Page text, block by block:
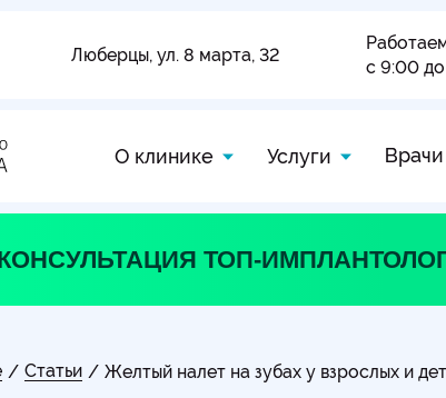
Люберцы, ул. 8 марта, 32
с 9:00
О клинике Услуги Врачи
ТОП-
/ Статьи / Желтый налет на зубах у взрослых и